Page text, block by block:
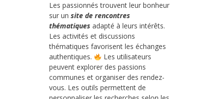
Les passionnés trouvent leur bonheur
sur un site de rencontres
thématiques adapté à leurs intérêts.
Les activités et discussions
thématiques favorisent les échanges
authentiques.
Les utilisateurs
peuvent explorer des passions
communes et organiser des rendez-
vous. Les outils permettent de